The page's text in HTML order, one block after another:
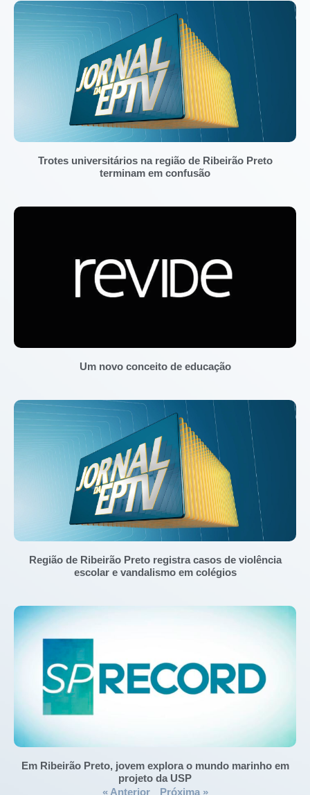
Trotes universitários na região de Ribeirão Preto
terminam em confusão
Um novo conceito de educação
Região de Ribeirão Preto registra casos de violência
escolar e vandalismo em colégios
Em Ribeirão Preto, jovem explora o mundo marinho em
projeto da USP
« Anterior
Próxima »